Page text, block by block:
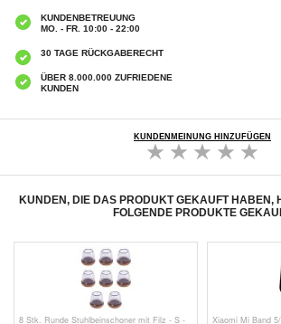
KUNDENBETREUUNG
MO. - FR. 10:00 - 22:00
30 TAGE RÜCKGABERECHT
ÜBER 8.000.000 ZUFRIEDENE
KUNDEN
KUNDENMEINUNG HINZUFÜGEN
KUNDEN, DIE DAS PRODUKT GEKAUFT HABEN,
FOLGENDE PRODUKTE
8 Stk. Runde Stuhlbeinschoner mit Filz - S -
Xiaomi Mi Band